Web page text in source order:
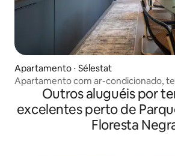
Apartamento ⋅ Sélestat
Apartamento com ar-condicionado,
Outros aluguéis por
excelentes perto de
Floresta